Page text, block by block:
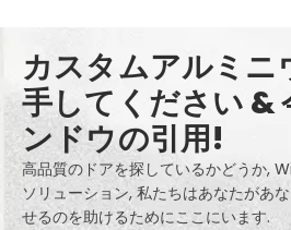
カスタムアルミニ
手してください &
ンドウの引用!
高品質のドアを探しているかどうか,
ソリューション, 私たちはあなたがあ
せるのを助けるためにここにいます.